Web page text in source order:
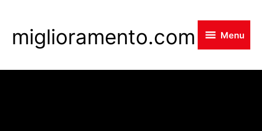
to
content
miglioramento.com Menu